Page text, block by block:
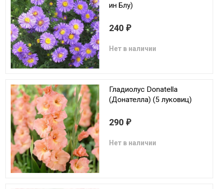
ин Блу)
240 ₽
Нет в наличии
Гладиолус Donatella
(Донателла) (5 луковиц)
290 ₽
Нет в наличии